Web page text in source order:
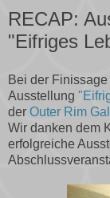
RECAP:
"Eifriges
Bei der
Ausstellung
der Outer Rim
Wir danken dem
erfolgreiche